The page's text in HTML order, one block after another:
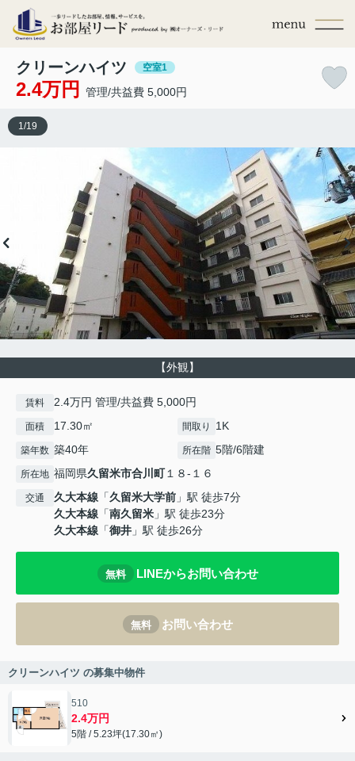
クリーンハイツ 空室1
2.4万円 管理/共益費 5,000円
【外観】
1 /19
賃料 2.4万円 管理/共益費 5,000円
面積 17.30㎡ 間取り 1K
築年数 築40年 所在階 5階/6階建
所在地 福岡県久留米市合川町１８-１６
交通 久大本線 「久留米大学前 」駅 徒歩7分
久大本線 「南久留米 」駅 徒歩23分
久大本線 「御井 」駅 徒歩26分
無料 LINEからお問い合わせ
無料 お問い合わせ
クリーンハイツ の募集中物件
510
2.4万円
5階 / 5.23坪(17.30㎡)